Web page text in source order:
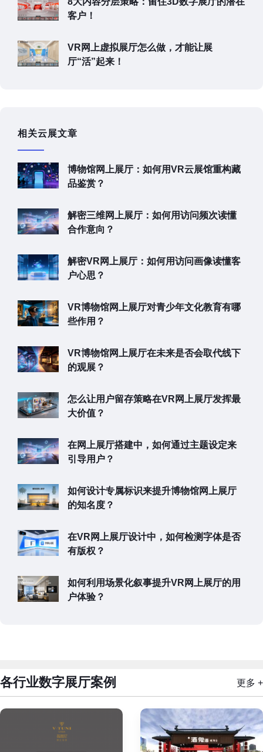
客户！
VR网上虚拟展厅怎么做，才能让展
厅“活”起来！
相关云展文章
博物馆网上展厅：如何用VR云展馆重构藏
品鉴赏？
解密三维网上展厅：如何用访问频次读懂
合作意向？
解密VR网上展厅：如何用访问画像读懂客
户心思？
VR博物馆网上展厅对青少年文化教育有哪
些作用？
VR博物馆网上展厅在未来是否会取代线下
的观展？
怎么让用户留存策略在VR网上展厅发挥最
大价值？
在网上展厅搭建中，如何通过主题设定来
引导用户？
如何设计专属标识来提升博物馆网上展厅
的知名度？
在VR网上展厅设计中，如何检测字体是否
有版权？
如何利用场景化叙事提升VR网上展厅的用
户体验？
各行业数字展厅案例 更多 +